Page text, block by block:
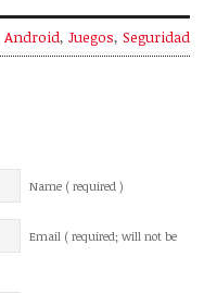
Android, Juegos, Seguridad
Name ( required )
Email ( required; will not be